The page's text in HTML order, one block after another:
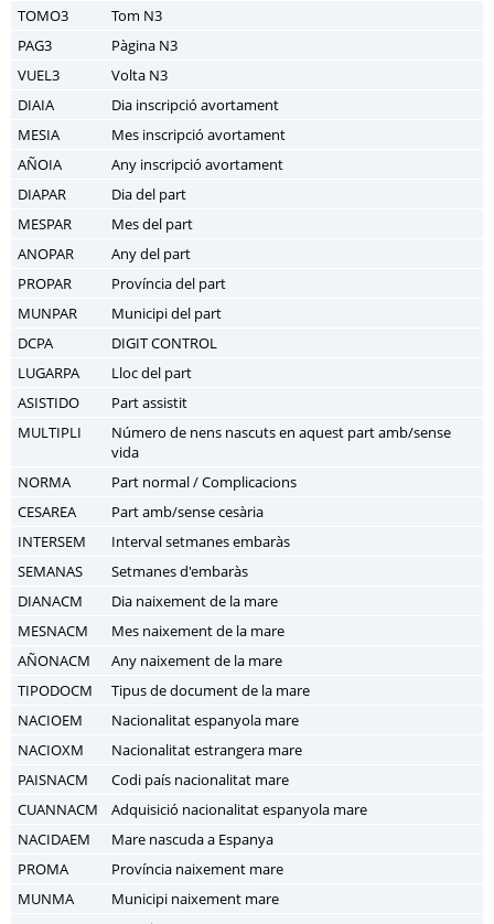
TOMO3
Tom N3
PAG3
Pàgina N3
VUEL3
Volta N3
DIAIA
Dia inscripció avortament
MESIA
Mes inscripció avortament
AÑOIA
Any inscripció avortament
DIAPAR
Dia del part
MESPAR
Mes del part
ANOPAR
Any del part
PROPAR
Província del part
MUNPAR
Municipi del part
DCPA
DIGIT CONTROL
LUGARPA
Lloc del part
ASISTIDO
Part assistit
MULTIPLI
Número de nens nascuts en aquest part amb/sense
vida
NORMA
Part normal / Complicacions
CESAREA
Part amb/sense cesària
INTERSEM
Interval setmanes embaràs
SEMANAS
Setmanes d'embaràs
DIANACM
Dia naixement de la mare
MESNACM
Mes naixement de la mare
AÑONACM
Any naixement de la mare
TIPODOCM
Tipus de document de la mare
NACIOEM
Nacionalitat espanyola mare
NACIOXM
Nacionalitat estrangera mare
PAISNACM
Codi país nacionalitat mare
CUANNACM
Adquisició nacionalitat espanyola mare
NACIDAEM
Mare nascuda a Espanya
PROMA
Província naixement mare
MUNMA
Municipi naixement mare